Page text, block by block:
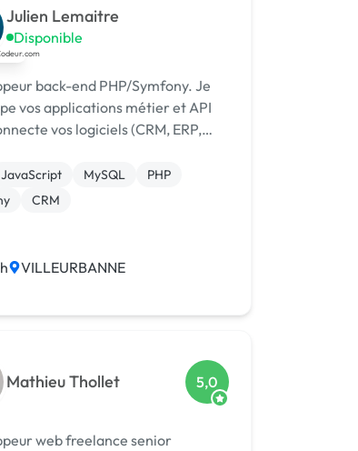
Julien Lemaitre
Disponible
back-end PHP/Symfony. Je
vos applications métier et API
vos logiciels (CRM, ERP,
JavaScript MySQL
PHP
CRM
VILLEURBANNE
Mathieu Thollet 5,0
web freelance senior